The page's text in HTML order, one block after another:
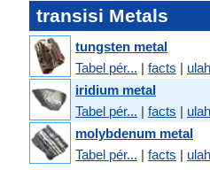
transisi Metals
tungsten metal
Tabel pér... | facts | ulah
iridium metal
Tabel pér... | facts | ulah
molybdenum metal
Tabel pér... | facts | ulah